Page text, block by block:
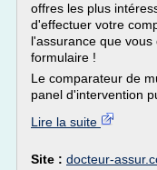
offres les plus
d'effectuer votre
l'assurance que
formulaire !
Le comparateur de
panel d'intervention
Lire la suite
Site : docteur-